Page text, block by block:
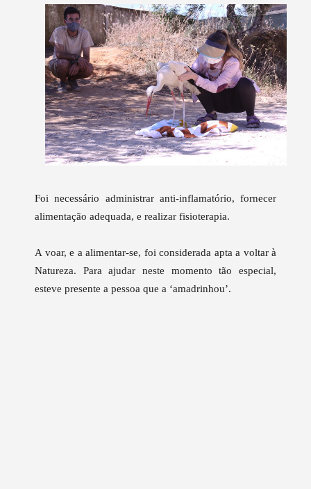
Foi necessário administrar anti-inflamatório, fornecer
alimentação adequada, e realizar fisioterapia.
A voar, e a alimentar-se, foi considerada apta a voltar à
Natureza. Para ajudar neste momento tão especial,
esteve presente a pessoa que a ‘amadrinhou’.